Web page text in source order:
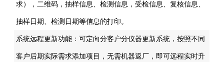
求），二维码，抽样信息、检测信息，受检信息、复核信息、
抽样日期、检测日期等信息的打印。
系统远程更新功能：可定向分客户分仪器更新系统，按照不同
客户后期实际需求添加项目，无需机器返厂，即可远程实时升